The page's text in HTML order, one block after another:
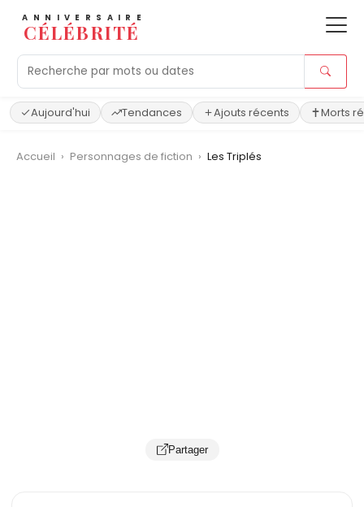
ANNIVERSAIRE
CÉLÉBRITÉ
Aujourd'hui Tendances Ajouts récents Morts
Accueil › Personnages de fiction › Les Triplés
Partager